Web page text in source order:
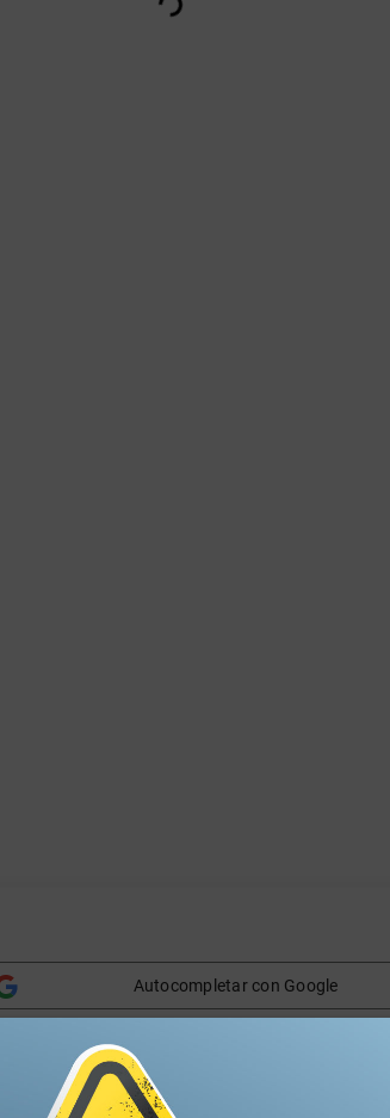
Autocompletar con Google